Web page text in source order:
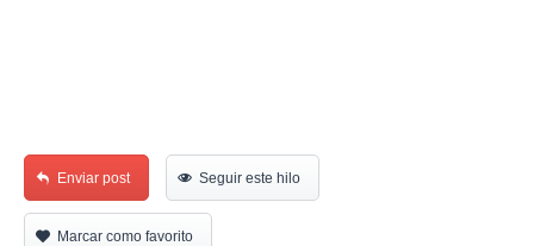
Enviar post Seguir este hilo
Marcar como favorito